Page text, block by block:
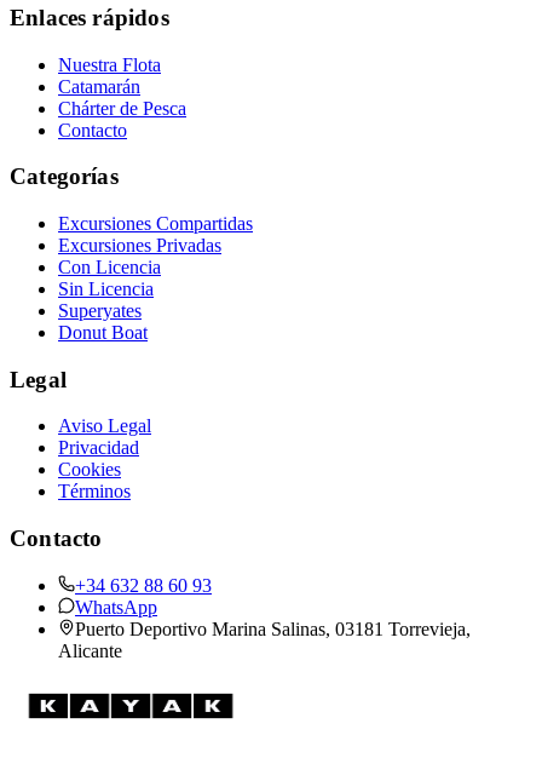
Enlaces rápidos
Nuestra Flota
Catamarán
Chárter de Pesca
Contacto
Categorías
Excursiones Compartidas
Excursiones Privadas
Con Licencia
Sin Licencia
Superyates
Donut Boat
Legal
Aviso Legal
Privacidad
Cookies
Términos
Contacto
+34 632 88 60 93
WhatsApp
Puerto Deportivo Marina Salinas, 03181 Torrevieja,
Alicante